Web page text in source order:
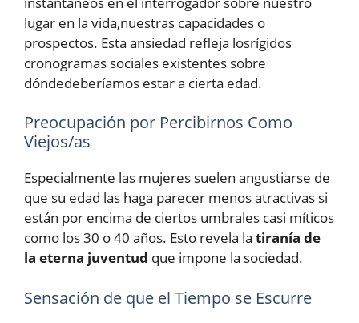
lugar en la vida,nuestras capacidades o
prospectos. Esta ansiedad refleja losrígidos
cronogramas sociales existentes sobre
dóndedeberíamos estar a cierta edad.
Preocupación por Percibirnos Como
Viejos/as
Especialmente las mujeres suelen angustiarse de
que su edad las haga parecer menos atractivas si
están por encima de ciertos umbrales casi míticos
como los 30 o 40 años. Esto revela la tiranía de
la eterna juventud que impone la sociedad.
Sensación de que el Tiempo se Escurre